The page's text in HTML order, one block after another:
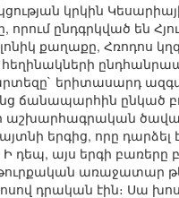
կրկին
ընդգրկված են
քաղաքը, Հռոդոս
երիտասարդ
ճանապարհին ընկած
աշխարհագրական
երգից, որը
դեպ, այս երգի բառերը
առաջատար
դրական էին։ Սա